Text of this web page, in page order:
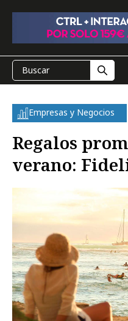
Empresas y Negocios
Regalos
verano: